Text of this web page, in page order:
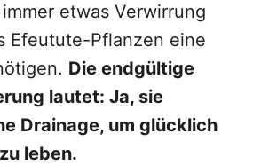
etwas Verwirrung
Efeutute-Pflanzen eine
Die endgültige
lautet: Ja, sie
Drainage, um glücklich
leben.